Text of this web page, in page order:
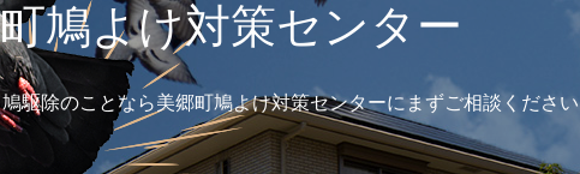
鳩よけ対策センター
駆除のことなら美郷町鳩よけ対策センターにまずご相談ください